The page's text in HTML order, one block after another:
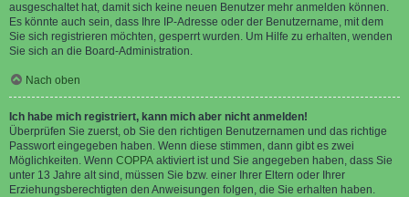
ausgeschaltet hat, damit sich keine neuen Benutzer mehr anmelden können.
Es könnte auch sein, dass Ihre IP-Adresse oder der Benutzername, mit dem
Sie sich registrieren möchten, gesperrt wurden. Um Hilfe zu erhalten, wenden
Sie sich an die Board-Administration.
Nach oben
Ich habe mich registriert, kann mich aber nicht anmelden!
Überprüfen Sie zuerst, ob Sie den richtigen Benutzernamen und das richtige
Passwort eingegeben haben. Wenn diese stimmen, dann gibt es zwei
Möglichkeiten. Wenn COPPA aktiviert ist und Sie angegeben haben, dass Sie
unter 13 Jahre alt sind, müssen Sie bzw. einer Ihrer Eltern oder Ihrer
Erziehungsberechtigten den Anweisungen folgen, die Sie erhalten haben.